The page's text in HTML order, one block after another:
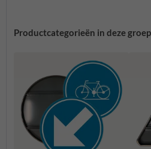
Productcategorieën in deze groep